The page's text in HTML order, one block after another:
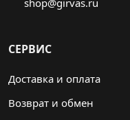
СЕРВИС
Доставка и оплата
Возврат и обмен